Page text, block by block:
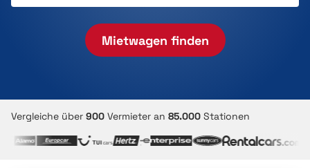
Mietwagen finden
Vergleiche über 900 Vermieter an 85.000 Stationen